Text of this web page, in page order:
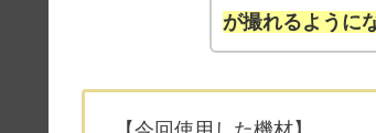
が撮れるように